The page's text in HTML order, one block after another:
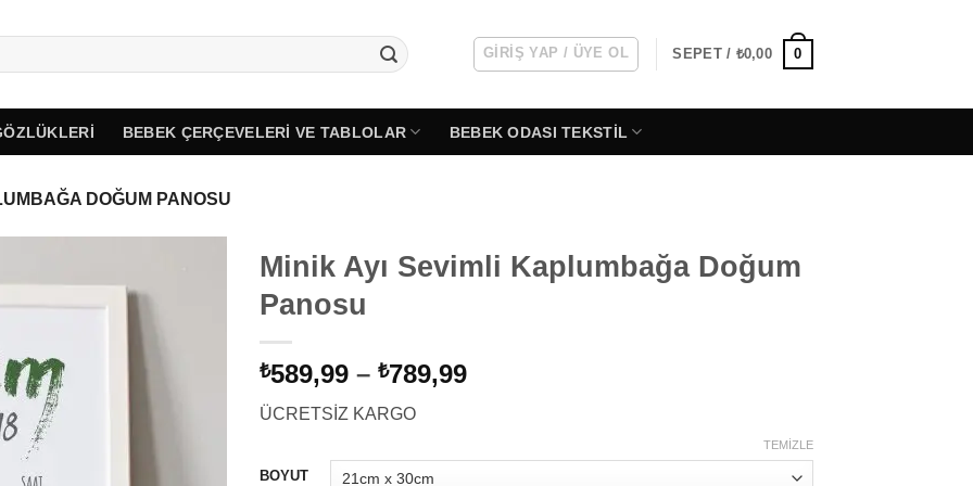
GIRIŞ YAP / ÜYE OL SEPET / ₺0,00 0
BEBEK ÇERÇEVELERI VE TABLOLAR BEBEK ODASI TEKSTIL
DOĞUM PANOSU
Minik Ayı Sevimli Kaplumbağa Doğum
Panosu
₺589,99 – ₺789,99Fiyat
ÜCRETSİZ KARGO
BOYUT
TEMIZLE